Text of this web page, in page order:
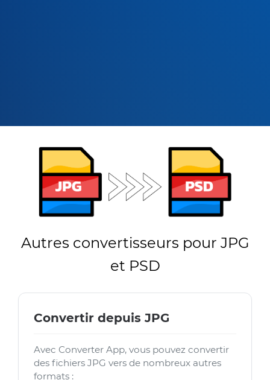
Autres convertisseurs pour JPG
et PSD
Convertir depuis JPG
Avec Converter App, vous pouvez convertir
des fichiers JPG vers de nombreux autres
formats :